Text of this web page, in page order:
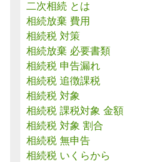
二次相続 とは
相続放棄 費用
相続税 対策
相続放棄 必要書類
相続税 申告漏れ
相続税 追徴課税
相続税 対象
相続税 課税対象 金額
相続税 対象 割合
相続税 無申告
相続税 いくらから